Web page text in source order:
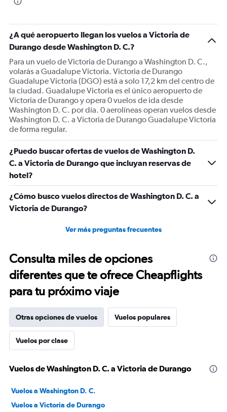
¿A qué aeropuerto llegan los vuelos a Victoria de
Durango desde Washington D. C.?
Para un vuelo de Victoria de Durango a Washington D. C.,
volarás a Guadalupe Victoria. Victoria de Durango
Guadalupe Victoria (DGO) está a solo 17,2 km del centro de
la ciudad. Guadalupe Victoria es el único aeropuerto de
Victoria de Durango y opera 0 vuelos de ida desde
Washington D. C. por día. 0 aerolíneas operan vuelos desde
Washington D. C. a Victoria de Durango Guadalupe Victoria
de forma regular.
¿Puedo buscar ofertas de vuelos de Washington D.
C. a Victoria de Durango que incluyan reservas de
hotel?
¿Cómo busco vuelos directos de Washington D. C. a
Victoria de Durango?
Ver más preguntas frecuentes
Consulta miles de opciones
diferentes que te ofrece Cheapflights
para tu próximo viaje
Otras opciones de vuelos Vuelos populares
Vuelos por clase
Vuelos de Washington D. C. a Victoria de Durango
Vuelos a Washington D. C.
Vuelos a Victoria de Durango